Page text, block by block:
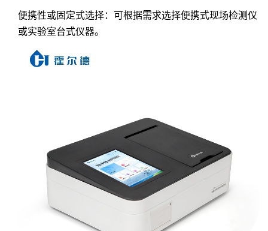
便携性或固定式选择：可根据需求选择便携式现场检测仪
或实验室台式仪器。